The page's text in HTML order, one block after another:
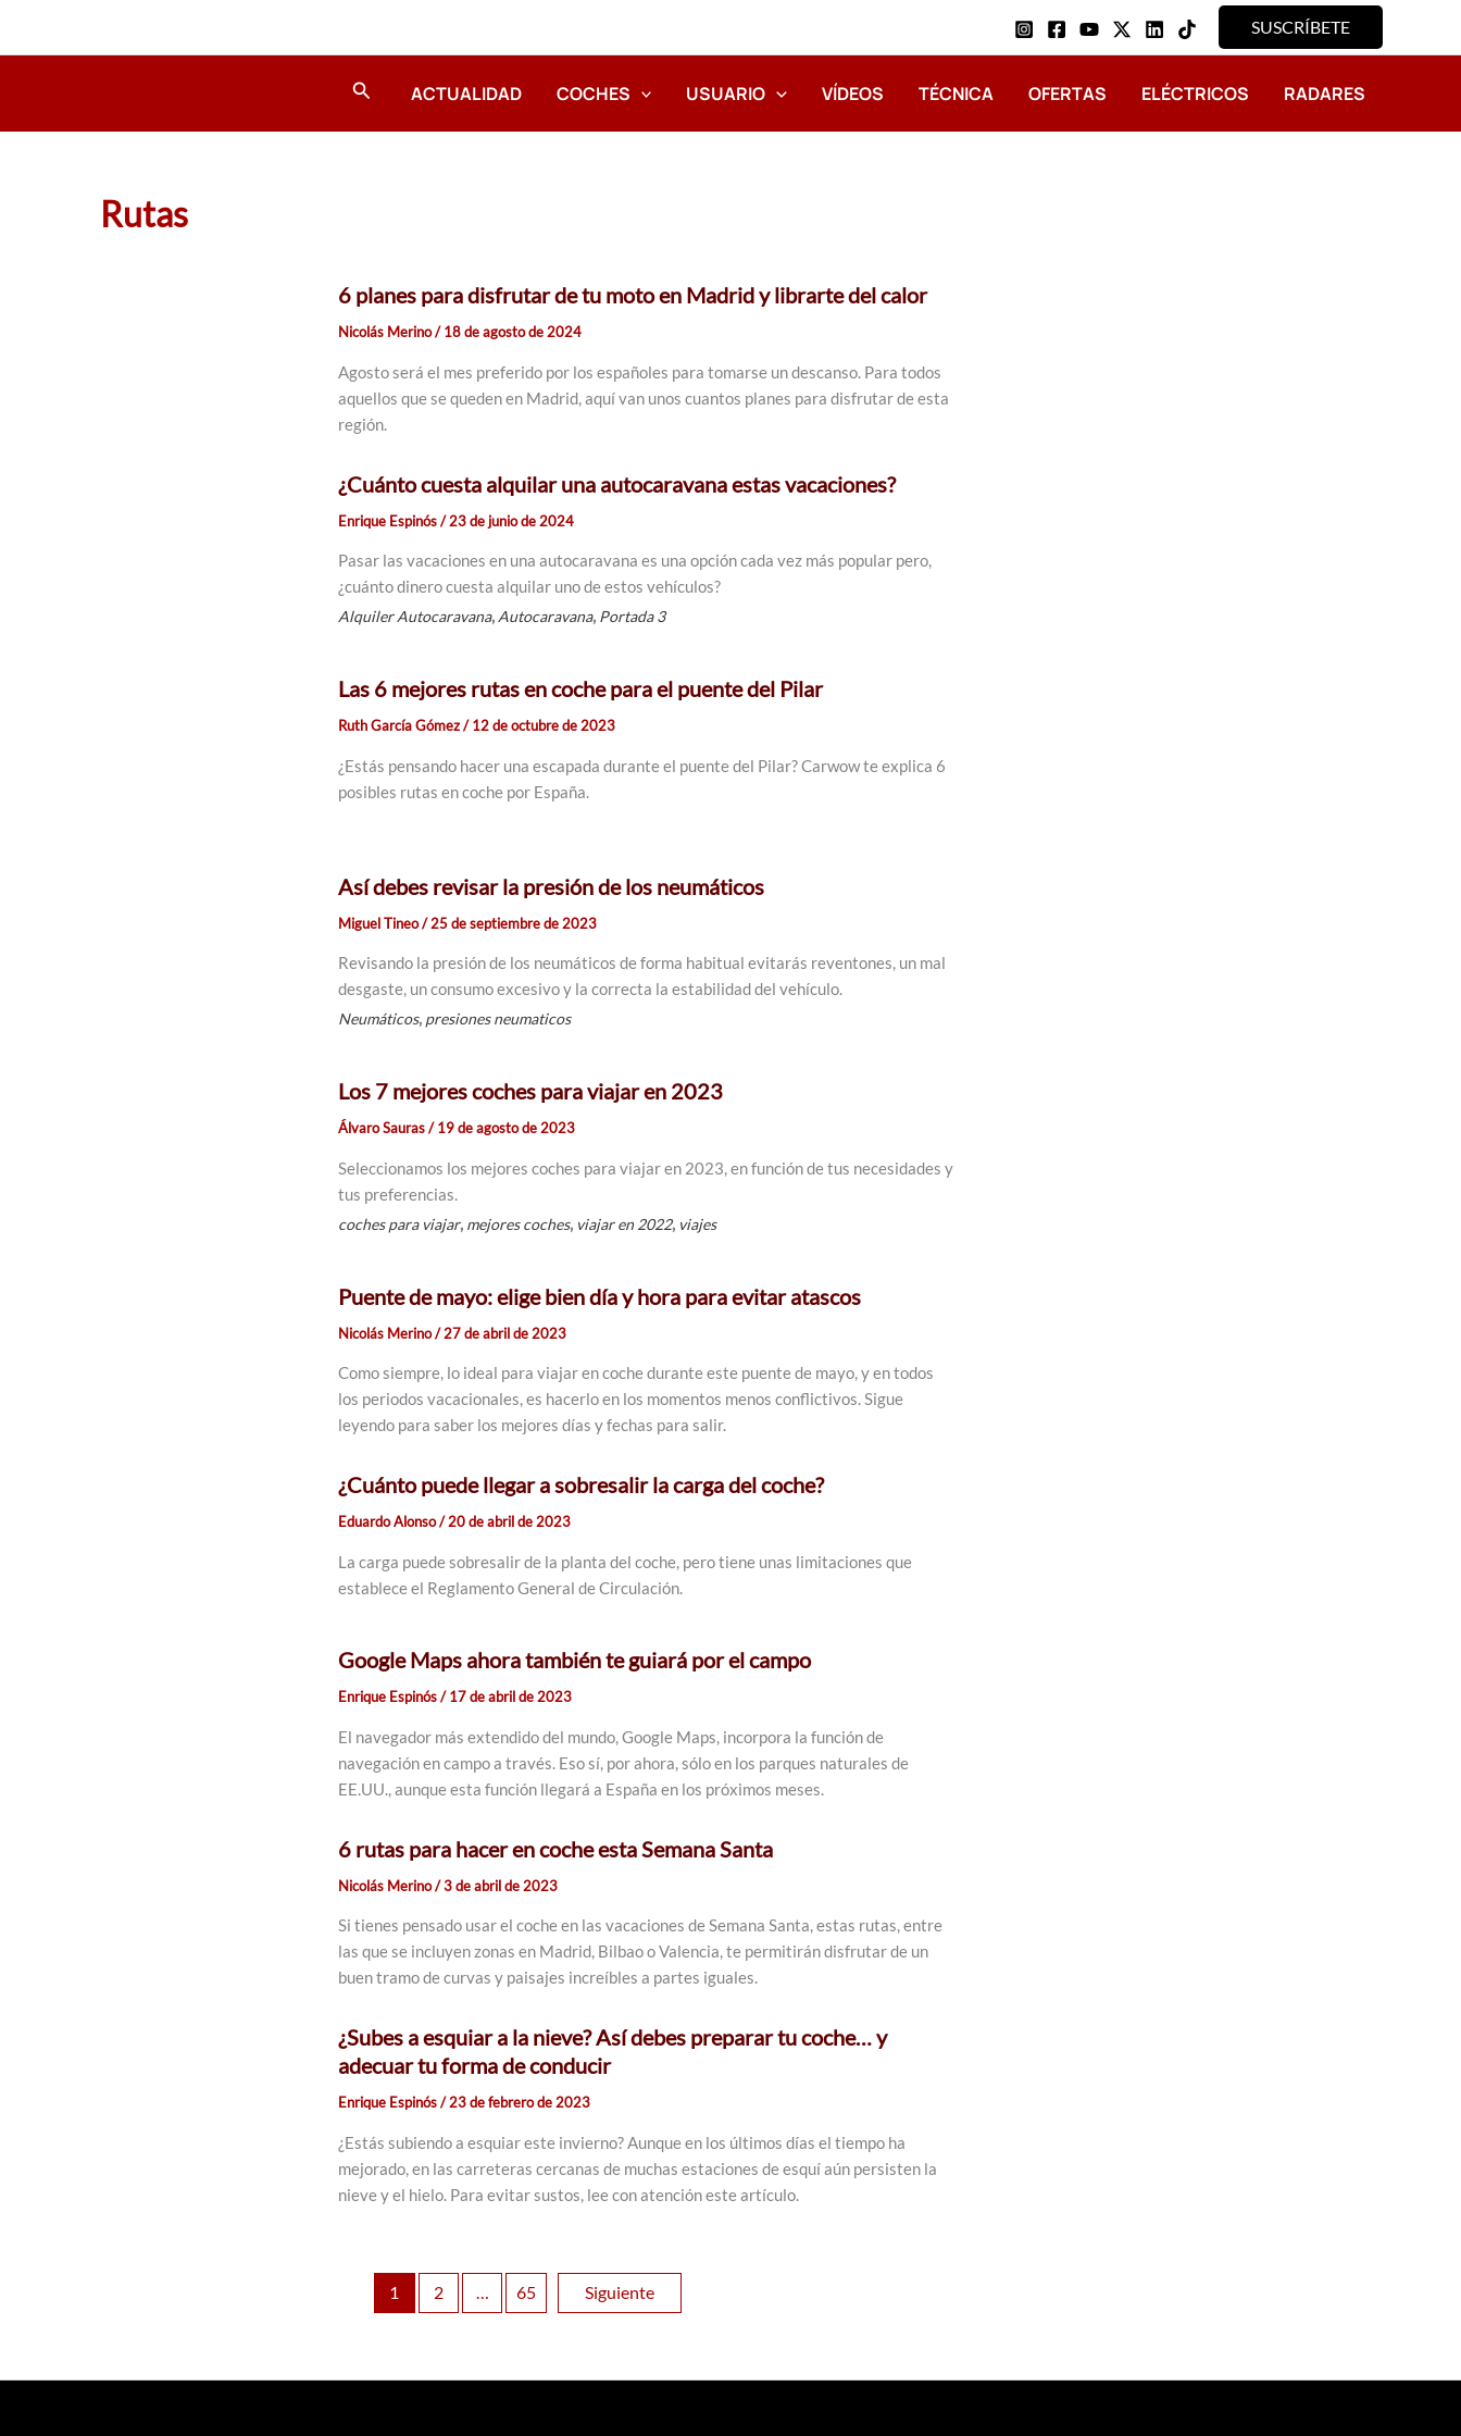
SUSCRÍBETE
Buscar ACTUALIDAD COCHES USUARIO VÍDEOS TÉCNICA OFERTAS ELÉCTRICOS RADARES
Rutas
6 planes para disfrutar de tu moto en Madrid y librarte del calor
Nicolás Merino/18 de agosto de 2024
Agosto será el mes preferido por los españoles para tomarse un descanso. Para todos
aquellos que se queden en Madrid, aquí van unos cuantos planes para disfrutar de esta
región.
¿Cuánto cuesta alquilar una autocaravana estas vacaciones?
Enrique Espinós/23 de junio de 2024
Pasar las vacaciones en una autocaravana es una opción cada vez más popular pero,
¿cuánto dinero cuesta alquilar uno de estos vehículos?
Alquiler Autocaravana, Autocaravana, Portada 3
Las 6 mejores rutas en coche para el puente del Pilar
Ruth García Gómez/12 de octubre de 2023
¿Estás pensando hacer una escapada durante el puente del Pilar? Carwow te explica 6
posibles rutas en coche por España.
Así debes revisar la presión de los neumáticos
Miguel Tineo/25 de septiembre de 2023
Revisando la presión de los neumáticos de forma habitual evitarás reventones, un mal
desgaste, un consumo excesivo y la correcta la estabilidad del vehículo.
Neumáticos, presiones neumaticos
Los 7 mejores coches para viajar en 2023
Álvaro Sauras/19 de agosto de 2023
Seleccionamos los mejores coches para viajar en 2023, en función de tus necesidades y
tus preferencias.
coches para viajar, mejores coches, viajar en 2022, viajes
Puente de mayo: elige bien día y hora para evitar atascos
Nicolás Merino/27 de abril de 2023
Como siempre, lo ideal para viajar en coche durante este puente de mayo, y en todos
los periodos vacacionales, es hacerlo en los momentos menos conflictivos. Sigue
leyendo para saber los mejores días y fechas para salir.
¿Cuánto puede llegar a sobresalir la carga del coche?
Eduardo Alonso/20 de abril de 2023
La carga puede sobresalir de la planta del coche, pero tiene unas limitaciones que
establece el Reglamento General de Circulación.
Google Maps ahora también te guiará por el campo
Enrique Espinós/17 de abril de 2023
El navegador más extendido del mundo, Google Maps, incorpora la función de
navegación en campo a través. Eso sí, por ahora, sólo en los parques naturales de
EE.UU., aunque esta función llegará a España en los próximos meses.
6 rutas para hacer en coche esta Semana Santa
Nicolás Merino/3 de abril de 2023
Si tienes pensado usar el coche en las vacaciones de Semana Santa, estas rutas, entre
las que se incluyen zonas en Madrid, Bilbao o Valencia, te permitirán disfrutar de un
buen tramo de curvas y paisajes increíbles a partes iguales.
¿Subes a esquiar a la nieve? Así debes preparar tu coche… y
adecuar tu forma de conducir
Enrique Espinós/23 de febrero de 2023
¿Estás subiendo a esquiar este invierno? Aunque en los últimos días el tiempo ha
mejorado, en las carreteras cercanas de muchas estaciones de esquí aún persisten la
nieve y el hielo. Para evitar sustos, lee con atención este artículo.
1 2 65 Siguiente